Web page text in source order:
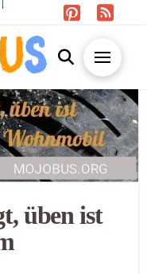
üben ist